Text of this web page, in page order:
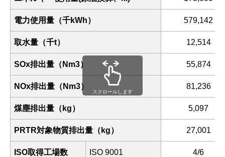
電力使用量（千kWh） 579,142
取水量（千t） 12,514
SOx排出量（Nm3） 55,874
NOx排出量（Nm3） 81,236
煤塵排出量（kg） 5,097
PRTR対象物質排出量（kg） 27,001
ISO取得工場数
ISO 9001 4/6
スクロールします